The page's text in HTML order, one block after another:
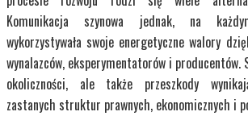
Komunikacja szynowa jednak, na
wykorzystywała swoje energetyczne walory
wynalazców, eksperymentatorów i producentów.
okoliczności, ale także przeszkody
zastanych struktur prawnych, ekonomicznych i